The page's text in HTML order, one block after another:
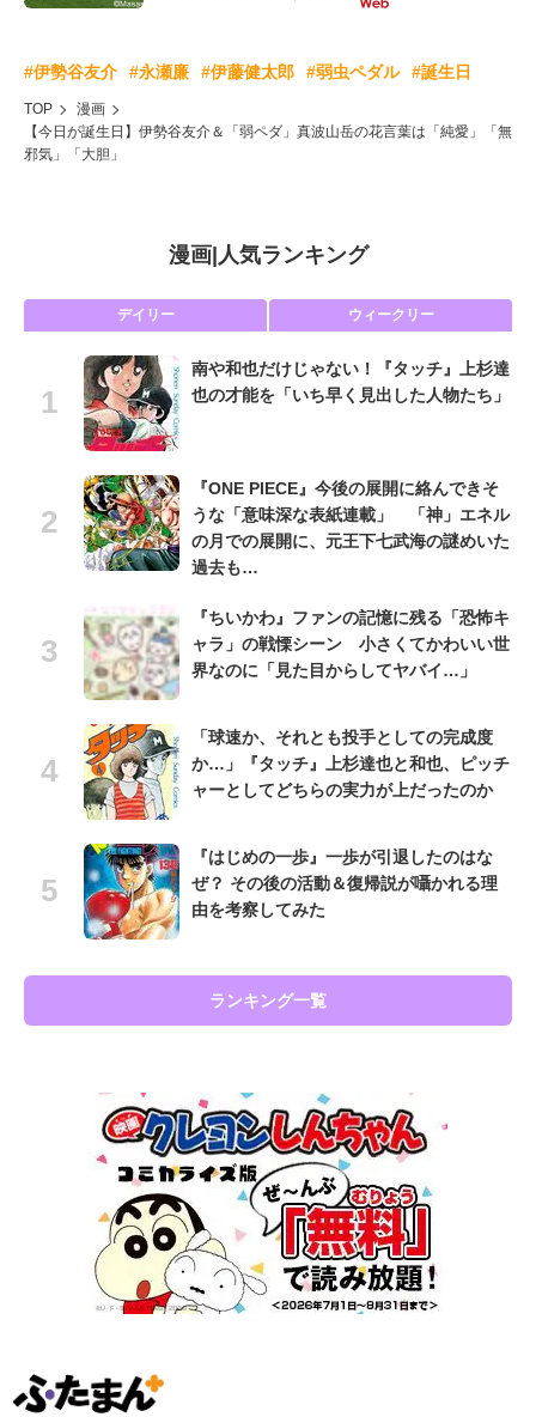
#伊勢谷友介 #永瀬廉 #伊藤健太郎 #弱虫ペダル #誕生日
TOP
漫画
【今日が誕生日】伊勢谷友介＆「弱ペダ」真波山岳の花言葉は「純愛」「無
邪気」「大胆」
漫画| 人気ランキング
デイリー ウィークリー
南や和也だけじゃない！『タッチ』上杉達
也の才能を「いち早く見出した人物たち」
『ONE PIECE』今後の展開に絡んできそ
うな「意味深な表紙連載」 「神」エネル
の月での展開に、元王下七武海の謎めいた
過去も…
『ちいかわ』ファンの記憶に残る「恐怖キ
ャラ」の戦慄シーン 小さくてかわいい世
界なのに「見た目からしてヤバイ…」
「球速か、それとも投手としての完成度
か…」『タッチ』上杉達也と和也、ピッチ
ャーとしてどちらの実力が上だったのか
『はじめの一歩』一歩が引退したのはな
ぜ？ その後の活動＆復帰説が囁かれる理
由を考察してみた
ランキング一覧